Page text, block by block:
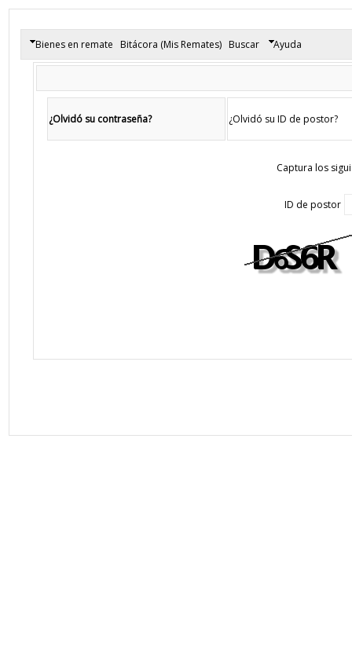
Bienes en remate Bitácora (Mis Remates) Buscar Ayuda
¿Olvidó su contraseña? ¿Olvidó su ID de postor?
Captura los
ID de postor